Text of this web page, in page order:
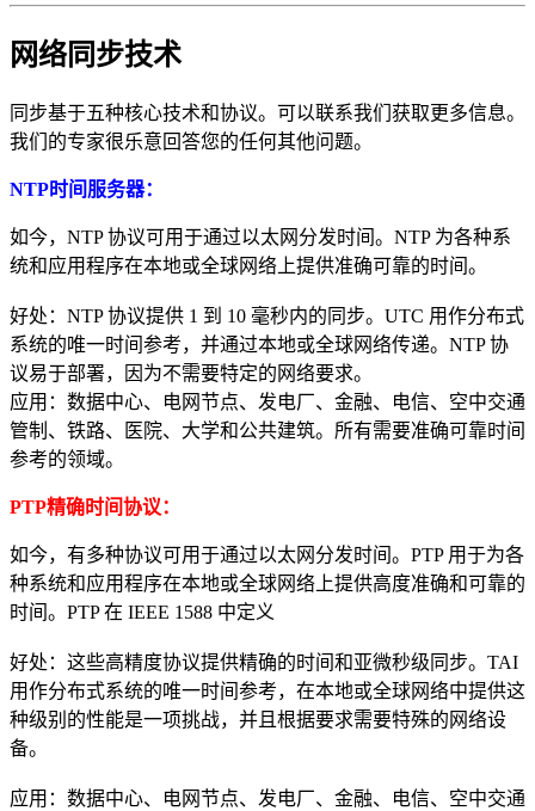
网络同步技术
同步基于五种核心技术和协议。可以联系我们获取更多信息。
我们的专家很乐意回答您的任何其他问题。
NTP时间服务器：
如今，NTP 协议可用于通过以太网分发时间。NTP 为各种系
统和应用程序在本地或全球网络上提供准确可靠的时间。
好处：NTP 协议提供 1 到 10 毫秒内的同步。UTC 用作分布式
系统的唯一时间参考，并通过本地或全球网络传递。NTP 协
议易于部署，因为不需要特定的网络要求。
应用：数据中心、电网节点、发电厂、金融、电信、空中交通
管制、铁路、医院、大学和公共建筑。所有需要准确可靠时间
参考的领域。
PTP精确时间协议：
如今，有多种协议可用于通过以太网分发时间。PTP 用于为各
种系统和应用程序在本地或全球网络上提供高度准确和可靠的
时间。PTP 在 IEEE 1588 中定义
好处：这些高精度协议提供精确的时间和亚微秒级同步。TAI
用作分布式系统的唯一时间参考，在本地或全球网络中提供这
种级别的性能是一项挑战，并且根据要求需要特殊的网络设
备。
应用：数据中心、电网节点、发电厂、金融、电信、空中交通